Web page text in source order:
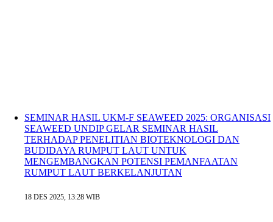
SEMINAR HASIL UKM-F SEAWEED 2025: ORGANISASI
SEAWEED UNDIP GELAR SEMINAR HASIL
TERHADAP PENELITIAN BIOTEKNOLOGI DAN
BUDIDAYA RUMPUT LAUT UNTUK
MENGEMBANGKAN POTENSI PEMANFAATAN
RUMPUT LAUT BERKELANJUTAN
18 DES 2025, 13:28 WIB